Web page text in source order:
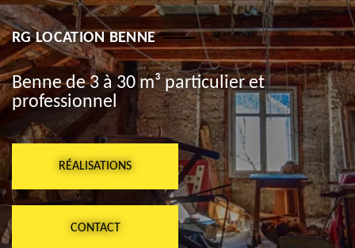
RG LOCATION BENNE
Benne de 3 à 30 m³ particulier et
professionnel
RÉALISATIONS
CONTACT